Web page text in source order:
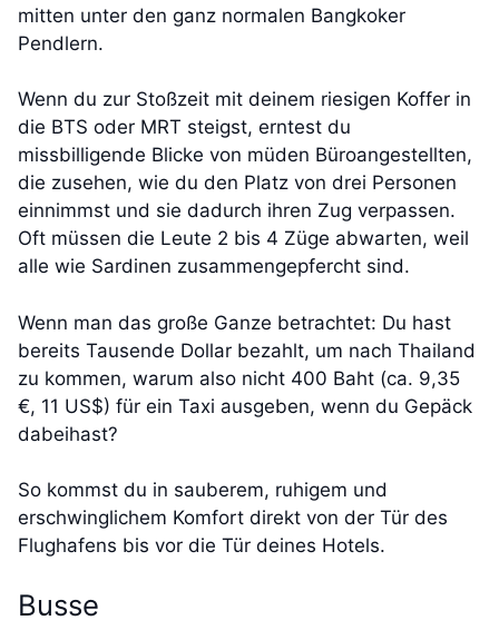
mitten unter den ganz normalen Bangkoker
Pendlern.
Wenn du zur Stoßzeit mit deinem riesigen Koffer in
die BTS oder MRT steigst, erntest du
missbilligende Blicke von müden Büroangestellten,
die zusehen, wie du den Platz von drei Personen
einnimmst und sie dadurch ihren Zug verpassen.
Oft müssen die Leute 2 bis 4 Züge abwarten, weil
alle wie Sardinen zusammengepfercht sind.
Wenn man das große Ganze betrachtet: Du hast
bereits Tausende Dollar bezahlt, um nach Thailand
zu kommen, warum also nicht 400 Baht (ca. 9,35
€, 11 US$) für ein Taxi ausgeben, wenn du Gepäck
dabeihast?
So kommst du in sauberem, ruhigem und
erschwinglichem Komfort direkt von der Tür des
Flughafens bis vor die Tür deines Hotels.
Busse